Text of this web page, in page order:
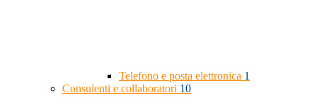
Telefono e posta elettronica 1
Consulenti e collaboratori 10